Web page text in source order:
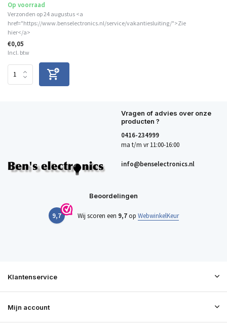
Op voorraad
Verzonden op 24 augustus <a
href="https://www.benselectronics.nl/service/vakantiesluiting/">Zie
hier</a>
€0,05
Incl. btw
Vragen of advies over onze
producten ?
0416-234999
ma t/m vr 11:00-16:00
info@benselectronics.nl
Beoordelingen
9,7 Wij scoren een 9,7op WebwinkelKeur
Klantenservice
Mijn account